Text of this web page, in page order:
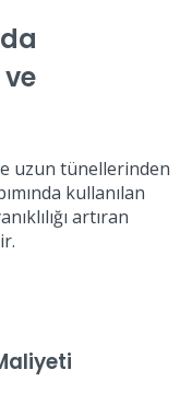
uzun tünellerinden
kullanılan
artıran